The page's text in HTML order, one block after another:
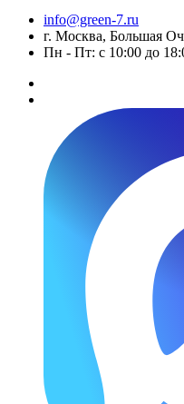
info@green-7.ru
г. Москва, Большая
Пн - Пт: с 10:00 до